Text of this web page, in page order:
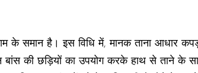
के समान है। इस विधि में, मानक ताना आधार
बांस की छड़ियों का उपयोग करके हाथ से ताने के